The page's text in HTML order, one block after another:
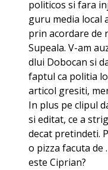
politicos si fara
guru media local
prin acordare de
Supeala. V-am
dlui Dobocan si
faptul ca politia
articol gresiti,
In plus pe clipul
si editat, ce a
decat pretindeti.
o pizza facuta
este Ciprian?